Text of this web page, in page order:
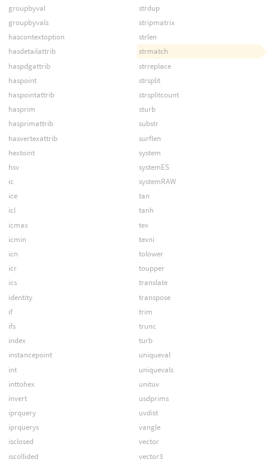
groupbyval
groupbyvals
hascontextoption
hasdetailattrib
haspdgattrib
haspoint
haspointattrib
hasprim
hasprimattrib
hasvertexattrib
hextoint
hsv
ic
ice
icl
icmax
icmin
icn
icr
ics
identity
if
ifs
index
instancepoint
int
inttohex
invert
iprquery
iprquerys
isclosed
iscollided
strdup
stripmatrix
strlen
strmatch
strreplace
strsplit
strsplitcount
sturb
substr
surflen
system
systemES
systemRAW
tan
tanh
tex
texni
tolower
toupper
translate
transpose
trim
trunc
turb
uniqueval
uniquevals
unituv
usdprims
uvdist
vangle
vector
vector3